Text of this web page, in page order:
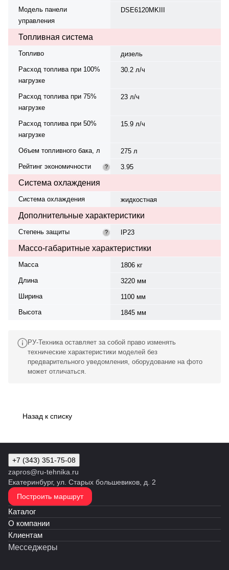
Модель панели
управления
DSE6120MKIII
Топливная система
Топливо
дизель
Расход топлива при 100%
нагрузке
30.2 л/ч
Расход топлива при 75%
нагрузке
23 л/ч
Расход топлива при 50%
нагрузке
15.9 л/ч
Объем топливного бака, л
275 л
Рейтинг экономичности
? 3.95
Система охлаждения
Система охлаждения жидкостная
Дополнительные характеристики
Степень защиты ? IP23
Массо-габаритные характеристики
Масса
1806 кг
Длина
3220 мм
Ширина
1100 мм
Высота
1845 мм
РУ-Техника оставляет за собой право изменять
технические характеристики моделей без
предварительного уведомления, оборудование на фото
может отличаться.
Назад к списку
+7 (343) 351-75-08
zapros@ru-tehnika.ru
Екатеринбург, ул. Старых большевиков, д. 2
Построить маршрут
Каталог
О компании
Клиентам
Месседжеры